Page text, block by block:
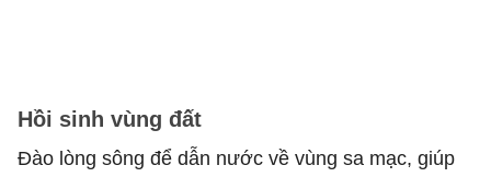
Hồi sinh vùng đất
Đào lòng sông để dẫn nước về vùng sa mạc, giúp